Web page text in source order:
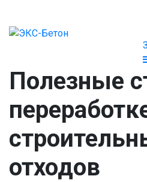
Полезные
отходов